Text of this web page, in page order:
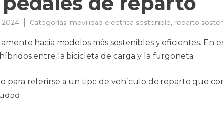
2024 Categorías: movilidad electrica sostenible, reparto
hacia modelos más sostenibles y eficientes. En
entre la bicicleta de carga y la furgoneta.
para referirse a un tipo de vehículo de reparto que